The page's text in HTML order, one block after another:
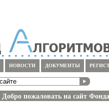
ДОКУМЕНТЫ
НОВОСТИ
Добро пожаловать на сайт